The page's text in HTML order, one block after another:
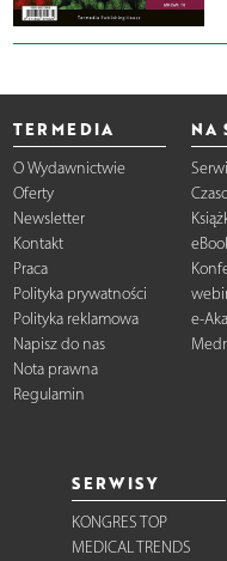
TERMEDIA
O Wydawnictwie
Oferty
Newsletter
Kontakt
Praca
Polityka prywatności
Polityka reklamowa
Napisz do nas
Nota prawna
Regulamin
NA
e-
SERWISY
KONGRES TOP
MEDICAL TRENDS